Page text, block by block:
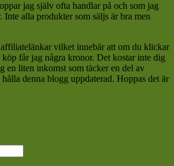
jag själv ofta handlar på och som jag
Inte alla produkter som säljs är bra men
vilket innebär att om du klickar
köp får jag några kronor. Det kostar inte dig
en liten inkomst som täcker en del av
denna blogg uppdaterad. Hoppas det är